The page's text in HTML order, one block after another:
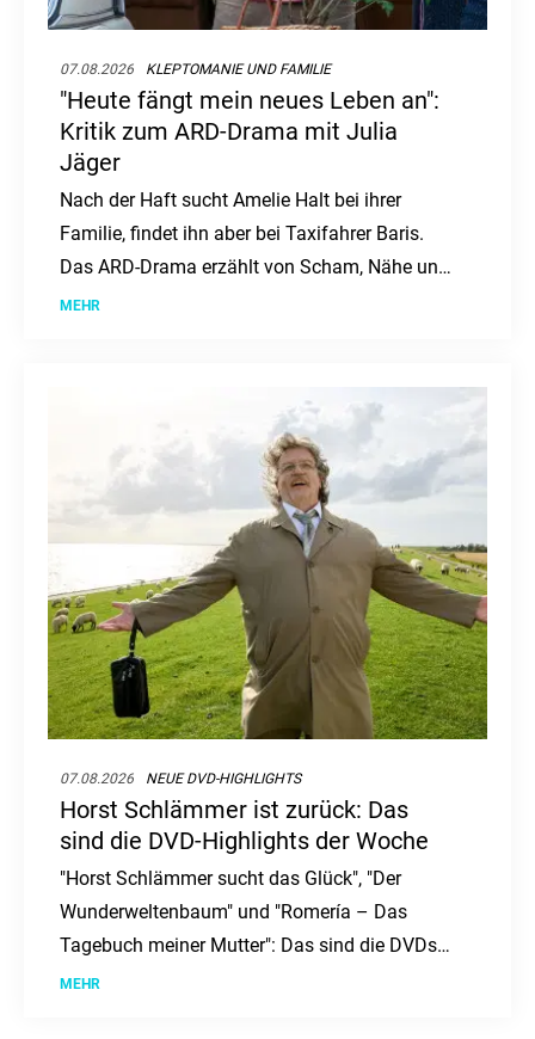
07.08.2026 KLEPTOMANIE UND FAMILIE
"Heute fängt mein neues Leben an":
Kritik zum ARD-Drama mit Julia
Jäger
Nach der Haft sucht Amelie Halt bei ihrer
Familie, findet ihn aber bei Taxifahrer Baris.
Das ARD-Drama erzählt von Scham, Nähe und
Neuanfang.
MEHR
07.08.2026 NEUE DVD-HIGHLIGHTS
Horst Schlämmer ist zurück: Das
sind die DVD-Highlights der Woche
"Horst Schlämmer sucht das Glück", "Der
Wunderweltenbaum" und "Romería – Das
Tagebuch meiner Mutter": Das sind die DVDs
und Blu-rays der Woche.
MEHR